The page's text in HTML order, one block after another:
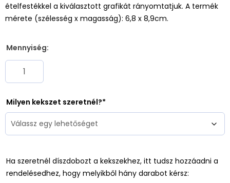
ételfestékkel a kiválasztott grafikát rányomtatjuk. A termék
mérete (szélesség x magasság): 6,8 x 8,9cm.
Mennyiség:
Milyen kekszet szeretnél?
Ha szeretnél díszdobozt a kekszekhez, itt tudsz hozzáadni a
rendelésedhez, hogy melyikből hány darabot kérsz: